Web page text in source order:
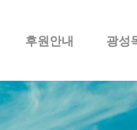
후원안내 광성